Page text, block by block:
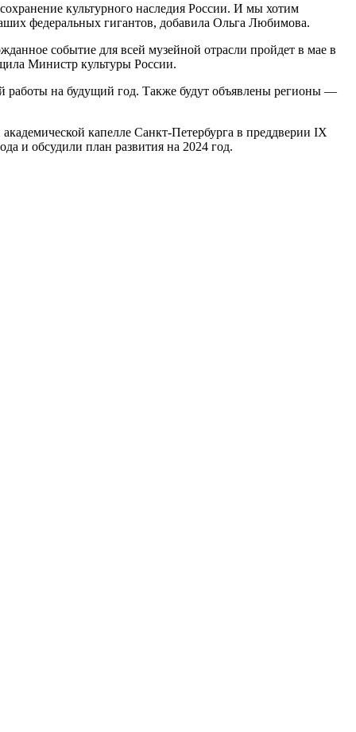
культурного наследия России. И мы хотим
федеральных гигантов, добавила Ольга Любимова.
событие для всей музейной отрасли пройдет в мае в
Министр культуры России.
работы на будущий год. Также будут объявлены регионы —
капелле Санкт-Петербурга в преддверии IX
и обсудили план развития на 2024 год.